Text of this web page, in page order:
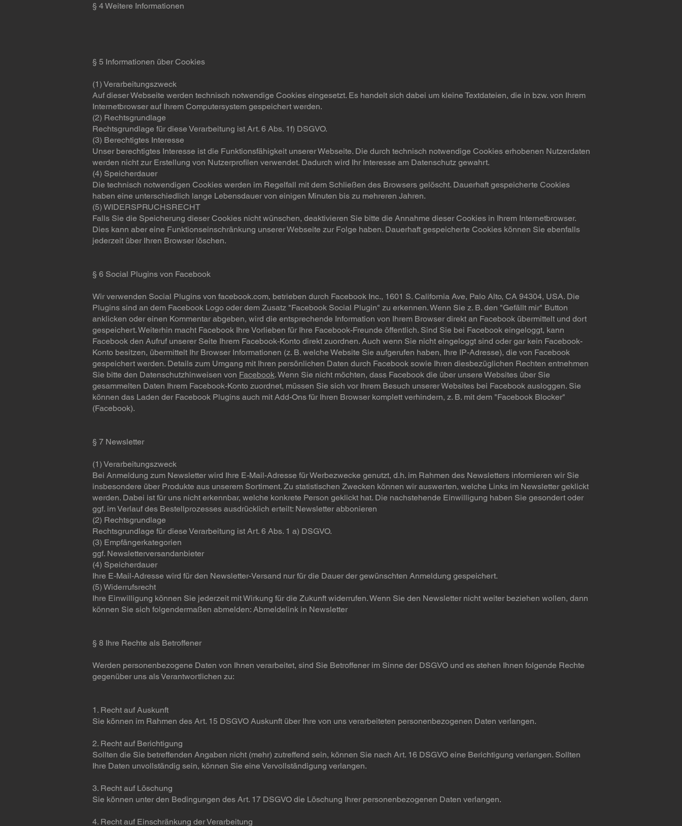
§ 4 Weitere Informationen
§ 5 Informationen über Cookies
(1) Verarbeitungszweck
Auf dieser Webseite werden technisch notwendige Cookies eingesetzt. Es handelt sich dabei um kleine Textdateien, die in bzw. von Ihrem
Internetbrowser auf Ihrem Computersystem gespeichert werden.
(2) Rechtsgrundlage
Rechtsgrundlage für diese Verarbeitung ist Art. 6 Abs. 1f) DSGVO.
(3) Berechtigtes Interesse
Unser berechtigtes Interesse ist die Funktionsfähigkeit unserer Webseite. Die durch technisch notwendige Cookies erhobenen Nutzerdaten
werden nicht zur Erstellung von Nutzerprofilen verwendet. Dadurch wird Ihr Interesse am Datenschutz gewahrt.
(4) Speicherdauer
Die technisch notwendigen Cookies werden im Regelfall mit dem Schließen des Browsers gelöscht. Dauerhaft gespeicherte Cookies
haben eine unterschiedlich lange Lebensdauer von einigen Minuten bis zu mehreren Jahren.
(5) WIDERSPRUCHSRECHT
Falls Sie die Speicherung dieser Cookies nicht wünschen, deaktivieren Sie bitte die Annahme dieser Cookies in Ihrem Internetbrowser.
Dies kann aber eine Funktionseinschränkung unserer Webseite zur Folge haben. Dauerhaft gespeicherte Cookies können Sie ebenfalls
jederzeit über Ihren Browser löschen.
§ 6 Social Plugins von Facebook
Wir verwenden Social Plugins von facebook.com, betrieben durch Facebook Inc., 1601 S. California Ave, Palo Alto, CA 94304, USA. Die
Plugins sind an dem Facebook Logo oder dem Zusatz "Facebook Social Plugin" zu erkennen. Wenn Sie z. B. den "Gefällt mir" Button
anklicken oder einen Kommentar abgeben, wird die entsprechende Information von Ihrem Browser direkt an Facebook übermittelt und dort
gespeichert. Weiterhin macht Facebook Ihre Vorlieben für Ihre Facebook-Freunde öffentlich. Sind Sie bei Facebook eingeloggt, kann
Facebook den Aufruf unserer Seite Ihrem Facebook-Konto direkt zuordnen. Auch wenn Sie nicht eingeloggt sind oder gar kein Facebook-
Konto besitzen, übermittelt Ihr Browser Informationen (z. B. welche Website Sie aufgerufen haben, Ihre IP-Adresse), die von Facebook
gespeichert werden. Details zum Umgang mit Ihren persönlichen Daten durch Facebook sowie Ihren diesbezüglichen Rechten entnehmen
Sie bitte den Datenschutzhinweisen von Facebook. Wenn Sie nicht möchten, dass Facebook die über unsere Websites über Sie
gesammelten Daten Ihrem Facebook-Konto zuordnet, müssen Sie sich vor Ihrem Besuch unserer Websites bei Facebook ausloggen. Sie
können das Laden der Facebook Plugins auch mit Add-Ons für Ihren Browser komplett verhindern, z. B. mit dem "Facebook Blocker"
(Facebook).
§ 7 Newsletter
(1) Verarbeitungszweck
Bei Anmeldung zum Newsletter wird Ihre E-Mail-Adresse für Werbezwecke genutzt, d.h. im Rahmen des Newsletters informieren wir Sie
insbesondere über Produkte aus unserem Sortiment. Zu statistischen Zwecken können wir auswerten, welche Links im Newsletter geklickt
werden. Dabei ist für uns nicht erkennbar, welche konkrete Person geklickt hat. Die nachstehende Einwilligung haben Sie gesondert oder
ggf. im Verlauf des Bestellprozesses ausdrücklich erteilt: Newsletter abbonieren
(2) Rechtsgrundlage
Rechtsgrundlage für diese Verarbeitung ist Art. 6 Abs. 1 a) DSGVO.
(3) Empfängerkategorien
ggf. Newsletterversandanbieter
(4) Speicherdauer
Ihre E-Mail-Adresse wird für den Newsletter-Versand nur für die Dauer der gewünschten Anmeldung gespeichert.
(5) Widerrufsrecht
Ihre Einwilligung können Sie jederzeit mit Wirkung für die Zukunft widerrufen. Wenn Sie den Newsletter nicht weiter beziehen wollen, dann
können Sie sich folgendermaßen abmelden: Abmeldelink in Newsletter
§ 8 Ihre Rechte als Betroffener
Werden personenbezogene Daten von Ihnen verarbeitet, sind Sie Betroffener im Sinne der DSGVO und es stehen Ihnen folgende Rechte
gegenüber uns als Verantwortlichen zu:
1. Recht auf Auskunft
Sie können im Rahmen des Art. 15 DSGVO Auskunft über Ihre von uns verarbeiteten personenbezogenen Daten verlangen.
2. Recht auf Berichtigung
Sollten die Sie betreffenden Angaben nicht (mehr) zutreffend sein, können Sie nach Art. 16 DSGVO eine Berichtigung verlangen. Sollten
Ihre Daten unvollständig sein, können Sie eine Vervollständigung verlangen.
3. Recht auf Löschung
Sie können unter den Bedingungen des Art. 17 DSGVO die Löschung Ihrer personenbezogenen Daten verlangen.
4. Recht auf Einschränkung der Verarbeitung